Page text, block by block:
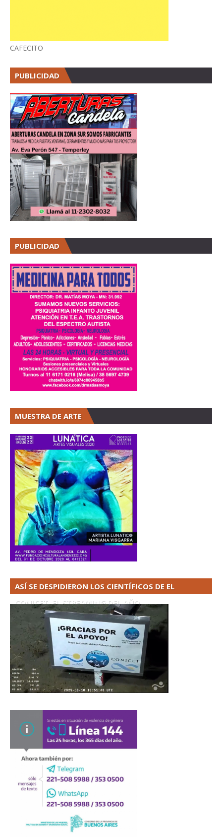
CAFECITO
PUBLICIDAD
PUBLICIDAD
MUESTRA DE ARTE
ASÍ SE DESPIDIERON LOS CIENTÍFICOS DE EL
CONICET. EL STREAMING DEL AÑO